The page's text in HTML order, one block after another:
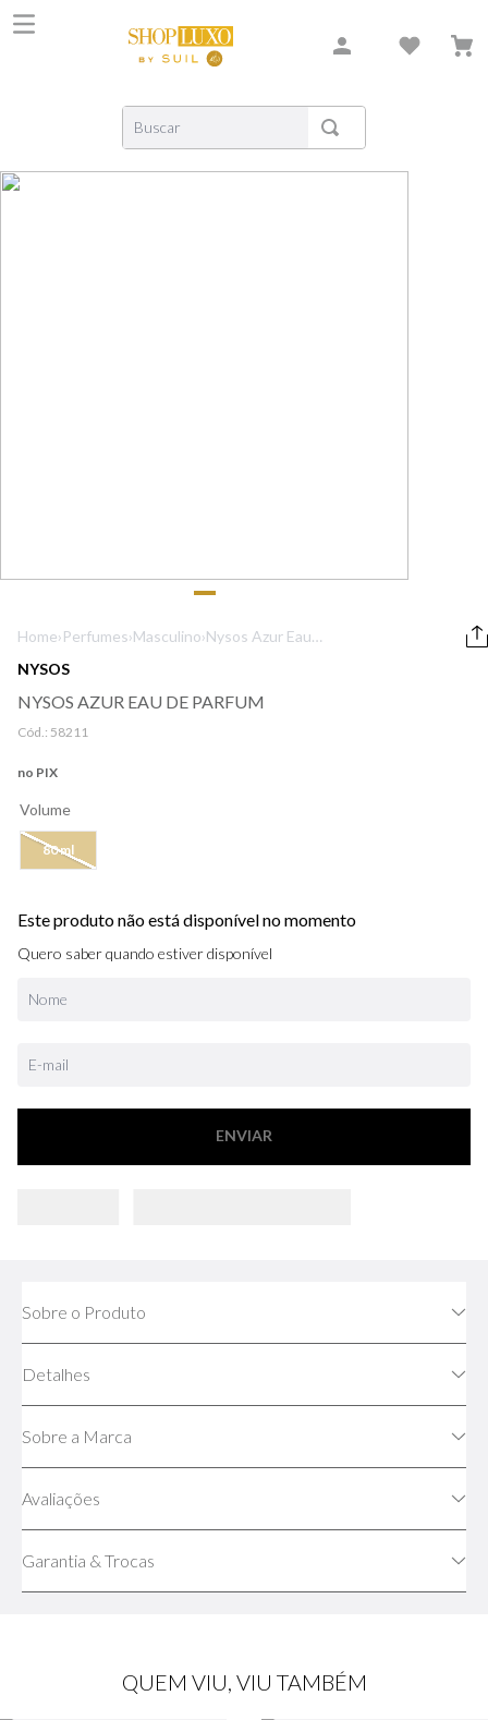
Buscar
Home›Perfumes›Masculino›Nysos Azur Eau
NYSOS
NYSOS AZUR EAU DE PARFUM
Cód.: 58211
no PIX
Volume
80 ml
Este produto não está disponível no momento
Quero saber quando estiver disponível
ENVIAR
Sobre o Produto
Detalhes
Sobre a Marca
Avaliações
Garantia & Trocas
QUEM VIU, VIU TAMBÉM